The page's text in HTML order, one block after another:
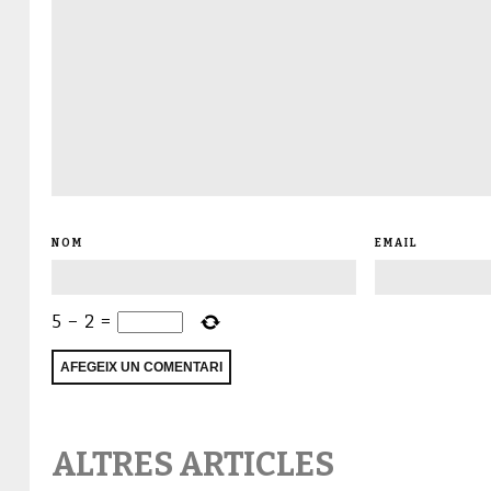
NOM EMAIL
5 − 2 =
ALTRES ARTICLES